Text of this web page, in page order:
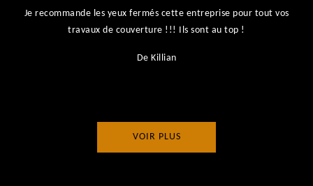
Je recommande les yeux fermés cette entreprise pour tout vos
travaux de couverture !!! Ils sont au top !
De Killian
VOIR PLUS